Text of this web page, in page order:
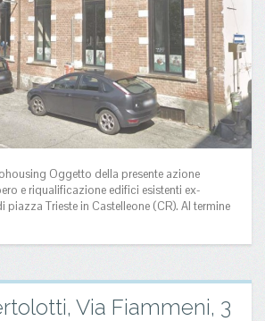
Oggetto della presente azione
e riqualificazione edifici esistenti ex-
piazza Trieste in Castelleone (CR). Al termine
Via Fiammeni, 3